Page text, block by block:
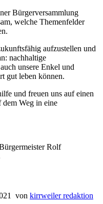
Bürgerversammlung
welche Themenfelder
aufzustellen und
nachhaltige
unsere Enkel und
gut leben können.
und freuen uns auf einen
dem Weg in eine
Rolf
von kirrweiler redaktion